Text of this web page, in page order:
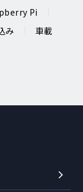
Pi
み 車載